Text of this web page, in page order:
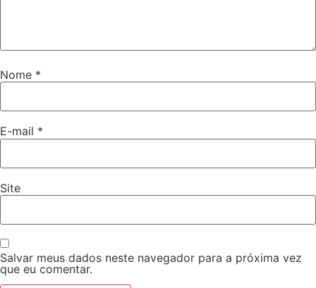
Nome *
E-mail *
Site
Salvar meus dados neste navegador para a próxima vez
que eu comentar.